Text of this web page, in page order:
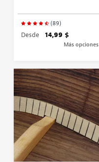
(89)
Desde 14,99 $
Más opciones